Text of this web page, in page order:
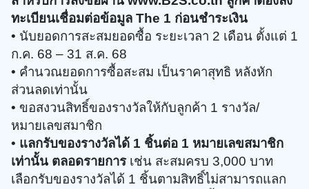
ทะเบียนเชื่อมต่อข้อมูล The 1 ก่อนชำระเงิน
• นับยอดการสะสมยอดซื้อ ระยะเวลา 2 เดือน ตั้งแต่ 1
ก.ค. 68 – 31 ส.ค. 68
• คำนวณยอดการซื้อสะสม เป็นราคาสุทธิ หลังหัก
ส่วนลดเท่านั้น
• ขอสงวนสิทธิ์ของรางวัลให้กับลูกค้า 1 รางวัล/
หมายเลขสมาชิก​​
• แลกรับของรางวัลได้ 1 ชิ้นต่อ 1 หมายเลขสมาชิก
เท่านั้น ตลอดรายการเช่น สะสมครบ 3,000 บาท
เลือกรับของรางวัลได้ 1 ชิ้นตามสิทธิ์ไม่สามารถแลก